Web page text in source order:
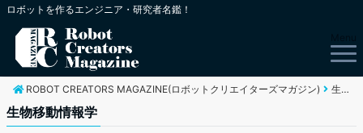
ロボットを作るエンジニア・研究者名鑑！
ROBOT CREATORS MAGAZINE(ロボットクリエイターズマガジン) 生物移動情報学
生物移動情報学